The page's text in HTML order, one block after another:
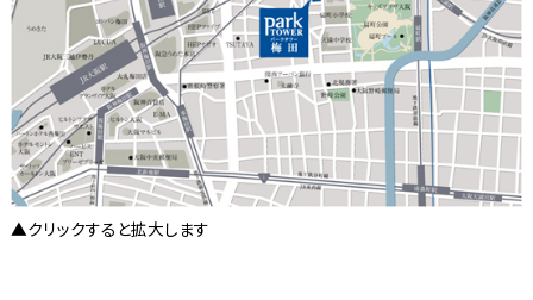
▲クリックすると拡大します